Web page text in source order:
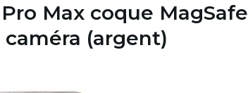
Max coque MagSafe
(argent)